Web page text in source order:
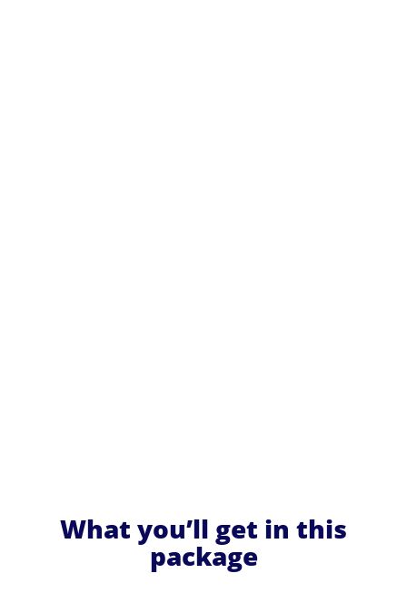
What you’ll get in this
package